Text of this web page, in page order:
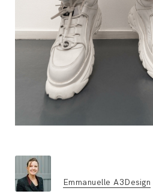
Emmanuelle A3Design